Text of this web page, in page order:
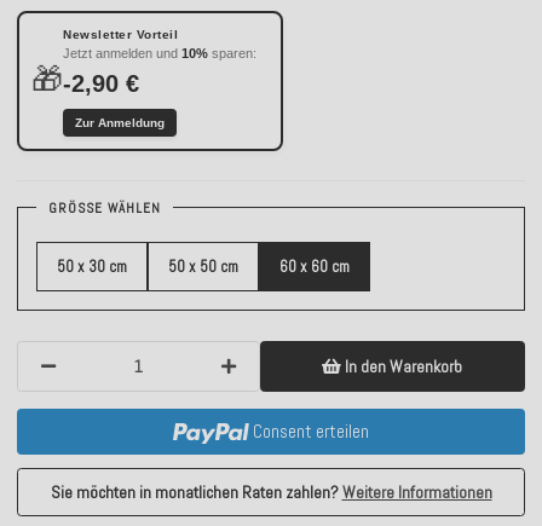
🎁
Newsletter Vorteil
Jetzt anmelden und 10% sparen:
-2,90 €
Zur Anmeldung
GRÖSSE WÄHLEN
50 x 30 cm 50 x 50 cm 60 x 60 cm
In den Warenkorb
Consent erteilen
Sie möchten in monatlichen Raten zahlen?Weitere Informationen